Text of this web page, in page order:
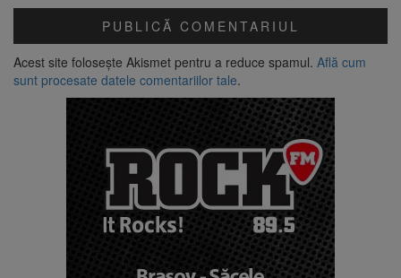
Acest site folosește Akismet pentru a reduce spamul. Află cum
sunt procesate datele comentariilor tale.